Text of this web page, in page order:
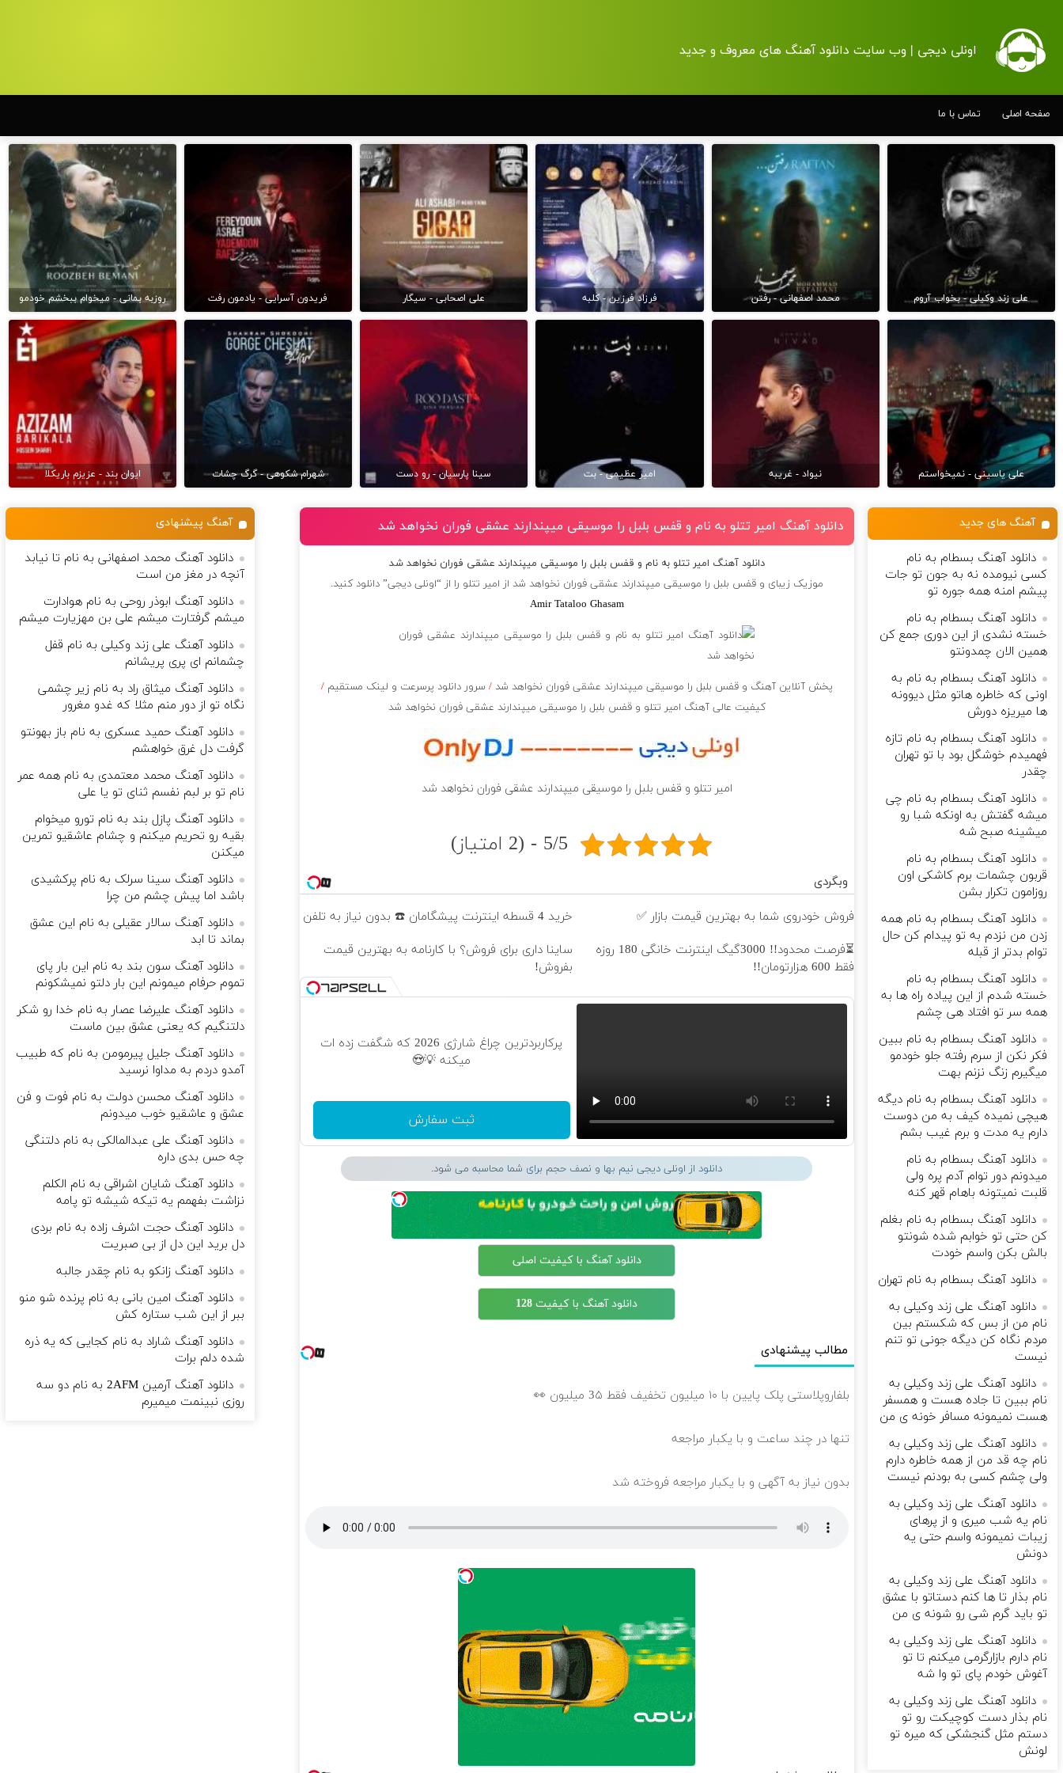
اونلی دیجی | وب سایت دانلود آهنگ های معروف و جدید
صفحه اصلی تماس با ما
علی زند وکیلی - بخواب آروم محمد اصفهانی - رفتن فرزاد فرزین - کلبه علی اصحابی - سیگار فریدون آسرایی - یادمون رفت روزبه بمانی - میخوام ببخشم خودمو
علی یاسینی - نمیخواستم نیواد - غریبه امیر عظیمی - بت سینا پارسیان - رو دست شهرام شکوهی - گرگ چشات ایوان بند - عزیزم باریکلا
دانلود آهنگ امیر تتلو به نام و قفس بلبل را موسیقی میپندارند عشقی فوران نخواهد شد
دانلود آهنگ امیر تتلو به نام و قفس بلبل را موسیقی میپندارند عشقی فوران نخواهد شد
موزیک زیبای و قفس بلبل را موسیقی میپندارند عشقی فوران نخواهد شد از امیر تتلو را از “اونلی دیجی” دانلود کنید.
Amir Tataloo Ghasam
پخش آنلاین آهنگ و قفس بلبل را موسیقی میپندارند عشقی فوران نخواهد شد/ سرور دانلود پرسرعت و لینک مستقیم/
کیفیت عالی آهنگ امیر تتلو و قفس بلبل را موسیقی میپندارند عشقی فوران نخواهد شد
امیر تتلو و قفس بلبل را موسیقی میپندارند عشقی فوران نخواهد شد
5/5 - (2 امتیاز)
وبگردی
فروش خودروی شما به بهترین قیمت بازار ✅
خرید 4 قسطه اینترنت پیشگامان ☎️ بدون نیاز به تلفن
⏳فرصت محدود!! 3000گیگ اینترنت خانگی 180 روزه
فقط 600 هزارتومان!!
ساینا داری برای فروش؟ با کارنامه به بهترین قیمت
بفروش!
پرکاربردترین چراغ شارژی 2026 که شگفت زده ات
میکنه 💡😍
ثبت سفارش
دانلود از اونلی دیجی نیم بها و نصف حجم برای شما محاسبه می شود.
دانلود آهنگ با کیفیت اصلی
دانلود آهنگ با کیفیت 128
مطالب پیشنهادی
بلفاروپلاستی پلک پایین با ۱۰ میلیون تخفیف فقط 3۵ میلیون 👀
تنها در چند ساعت و با یکبار مراجعه
بدون نیاز به آگهی و با یکبار مراجعه فروخته شد
آهنگ های جدید
دانلود آهنگ بسطام به نام
کسی نیومده نه به جون تو جات
پیشم امنه همه جوره تو
دانلود آهنگ بسطام به نام
خسته نشدی از این دوری جمع کن
همین الان چمدونتو
دانلود آهنگ بسطام به نام به
اونی که خاطره هاتو مثل دیوونه
ها میریزه دورش
دانلود آهنگ بسطام به نام تازه
فهمیدم خوشگل بود با تو تهران
چقدر
دانلود آهنگ بسطام به نام چی
میشه گفتش به اونکه شبا رو
میشینه صبح شه
دانلود آهنگ بسطام به نام
قربون چشمات برم کاشکی اون
روزامون تکرار بشن
دانلود آهنگ بسطام به نام همه
زدن من نزدم به تو پیدام کن حال
توام بدتر از قبله
دانلود آهنگ بسطام به نام
خسته شدم از این پیاده راه ها به
همه سر تو افتاد هی چشم
دانلود آهنگ بسطام به نام ببین
فکر نکن از سرم رفته جلو خودمو
میگیرم زنگ نزنم بهت
دانلود آهنگ بسطام به نام دیگه
هیچی نمیده کیف به من دوست
دارم یه مدت و برم غیب بشم
دانلود آهنگ بسطام به نام
میدونم دور توام آدم پره ولی
قلبت نمیتونه باهام قهر کنه
دانلود آهنگ بسطام به نام بغلم
کن حتی تو خوابم شده شونتو
بالش بکن واسم خودت
دانلود آهنگ بسطام به نام تهران
دانلود آهنگ علی زند وکیلی به
نام من از بس كه شكستم بین
مردم نگاه كن دیگه جونى تو تنم
نیست
دانلود آهنگ علی زند وکیلی به
نام ببین تا جاده هست و همسفر
هست نمیمونه مسافر خونه ی من
دانلود آهنگ علی زند وکیلی به
نام چه قد من از همه خاطره دارم
ولی چشم كسی به بودنم نیست
دانلود آهنگ علی زند وکیلی به
نام یه شب میرى و از پرهای
زيبات نمیمونه واسم حتی یه
دونش
دانلود آهنگ علی زند وکیلی به
نام بذار تا ها كنم دستاتو با عشق
تو باید گرم شی رو شونه ى من
دانلود آهنگ علی زند وکیلی به
نام دارم بازارگرمی میكنم تا تو
آغوش خودم پای تو وا شه
دانلود آهنگ علی زند وکیلی به
نام بذار دست كوچیكت رو تو
دستم مثل گنجشكی كه میره تو
لونش
آهنگ پیشنهادی
دانلود آهنگ محمد اصفهانی به نام تا نیابد
آنچه در مغز من است
دانلود آهنگ ابوذر روحی به نام هوادارت
میشم گرفتارت میشم علی بن مهزیارت میشم
دانلود آهنگ علی زند وکیلی به نام قفل
چشمانم ای پری پریشانم
دانلود آهنگ میثاق راد به نام زیر چشمی
نگاه تو از دور منم مثلا که غدو مغرور
دانلود آهنگ حمید عسکری به نام باز بهونتو
گرفت دل غرق خواهشم
دانلود آهنگ محمد معتمدی به نام همه عمر
نام تو بر لبم نفسم ثنای تو یا علی
دانلود آهنگ پازل بند به نام تورو میخوام
بقیه رو تحریم میکنم و چشام عاشقیو تمرین
میکنن
دانلود آهنگ سینا سرلک به نام ﭘﺮﻛﺸﻴﺪی
ﺑﺎﺷﺪ اﻣﺎ ﭘﻴﺶ ﭼﺸﻢ ﻣﻦ ﭼﺮا
دانلود آهنگ سالار عقیلی به نام این عشق
بماند تا ابد
دانلود آهنگ سون بند به نام این بار پای
تموم حرفام میمونم این بار دلتو نمیشکونم
دانلود آهنگ علیرضا عصار به نام خدا رو شکر
دلتنگیم که یعنی عشق بین ماست
دانلود آهنگ جلیل پیرمومن به نام که طبیب
آمدو دردم به مداوا نرسید
دانلود آهنگ محسن دولت به نام فوت و فن
عشق و عاشقیو خوب میدونم
دانلود آهنگ علی عبدالمالکی به نام دلتنگی
چه حس بدی داره
دانلود آهنگ شایان اشراقی به نام الکلم
نزاشت بفهمم یه تیکه شیشه تو پامه
دانلود آهنگ حجت اشرف زاده به نام بردی
دل برید این دل از بی صبریت
دانلود آهنگ زانکو به نام چقدر جالبه
دانلود آهنگ امین بانی به نام پرنده شو منو
ببر از این شب ستاره کش
دانلود آهنگ شاراد به نام کجایی که یه ذره
شده دلم برات
دانلود آهنگ آرمین 2AFM به نام دو سه
روزی نبینمت میمیرم